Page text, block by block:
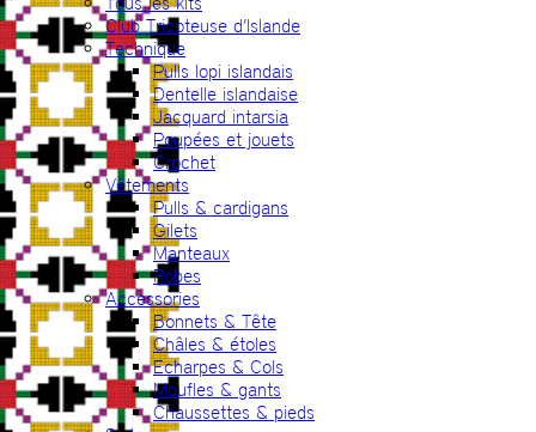
Club Tricoteuse d’Islande
Technique
Pulls lopi islandais
Dentelle islandaise
Jacquard intarsia
Poupées et jouets
Crochet
Vêtements
Pulls & cardigans
Gilets
Manteaux
Robes
Accessories
Bonnets & Tête
Châles & étoles
Echarpes & Cols
Moufles & gants
Chaussettes & pieds